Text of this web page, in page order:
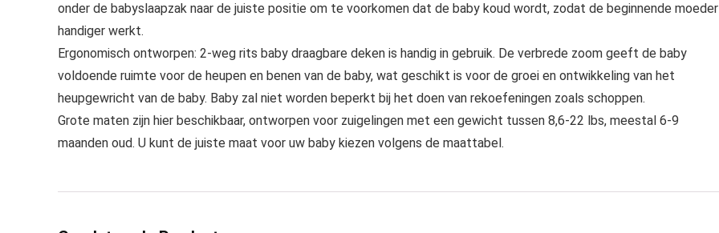
onder de babyslaapzak naar de juiste positie om te voorkomen dat de baby koud wordt, zodat de beginnende moeder
handiger werkt.
Ergonomisch ontworpen: 2-weg rits baby draagbare deken is handig in gebruik. De verbrede zoom geeft de baby
voldoende ruimte voor de heupen en benen van de baby, wat geschikt is voor de groei en ontwikkeling van het
heupgewricht van de baby. Baby zal niet worden beperkt bij het doen van rekoefeningen zoals schoppen.
Grote maten zijn hier beschikbaar, ontworpen voor zuigelingen met een gewicht tussen 8,6-22 lbs, meestal 6-9
maanden oud. U kunt de juiste maat voor uw baby kiezen volgens de maattabel.